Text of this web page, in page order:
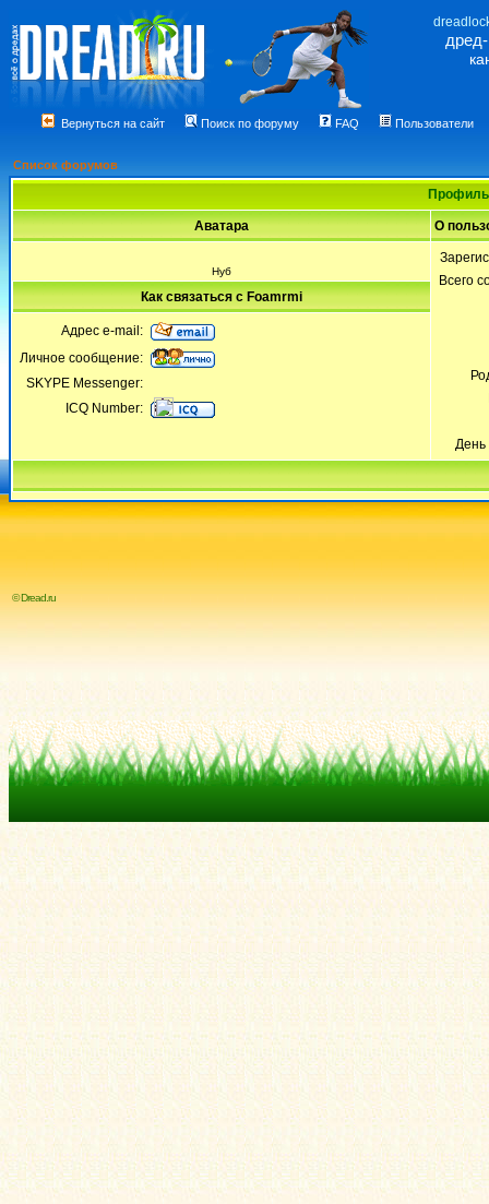
Вернуться на сайт Поиск по форуму FAQ Пользователи
Список форумов
Профиль
Аватара О
Нуб
Всего
День
Как связаться с Foamrmi
Адрес e-mail:
Личное сообщение:
SKYPE Messenger:
ICQ Number:
© Dread.ru